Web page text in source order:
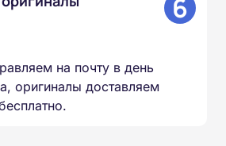
6
на почту в день
оригиналы доставляем